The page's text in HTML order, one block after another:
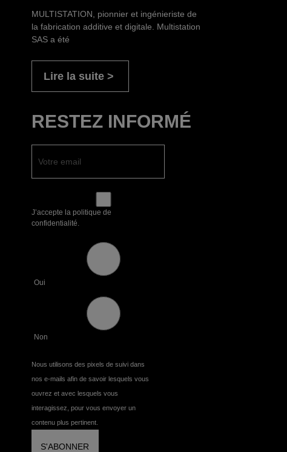
MULTISTATION, pionnier et ingénieriste de
la fabrication additive et digitale. Multistation
SAS a été
Lire la suite
RESTEZ INFORMÉ
J’accepte la politique de
confidentialité.
Oui
Non
Nous utilisons des pixels de suivi dans
nos e-mails afin de savoir lesquels vous
ouvrez et avec lesquels vous
interagissez, pour vous envoyer un
contenu plus pertinent.